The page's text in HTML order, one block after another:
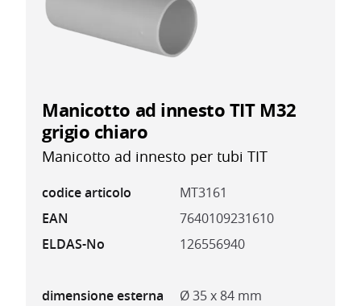
Manicotto ad innesto TIT M32
grigio chiaro
Manicotto ad innesto per tubi TIT
codice articolo
MT3161
EAN
7640109231610
ELDAS-No
126556940
dimensione esterna
Ø 35 x 84 mm